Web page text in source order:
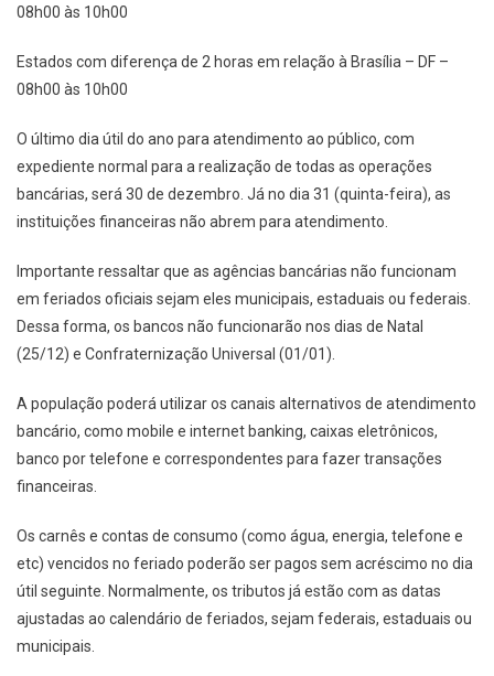
08h00 às 10h00
Estados com diferença de 2 horas em relação à Brasília – DF –
08h00 às 10h00
O último dia útil do ano para atendimento ao público, com
expediente normal para a realização de todas as operações
bancárias, será 30 de dezembro. Já no dia 31 (quinta-feira), as
instituições financeiras não abrem para atendimento.
Importante ressaltar que as agências bancárias não funcionam
em feriados oficiais sejam eles municipais, estaduais ou federais.
Dessa forma, os bancos não funcionarão nos dias de Natal
(25/12) e Confraternização Universal (01/01).
A população poderá utilizar os canais alternativos de atendimento
bancário, como mobile e internet banking, caixas eletrônicos,
banco por telefone e correspondentes para fazer transações
financeiras.
Os carnês e contas de consumo (como água, energia, telefone e
etc) vencidos no feriado poderão ser pagos sem acréscimo no dia
útil seguinte. Normalmente, os tributos já estão com as datas
ajustadas ao calendário de feriados, sejam federais, estaduais ou
municipais.